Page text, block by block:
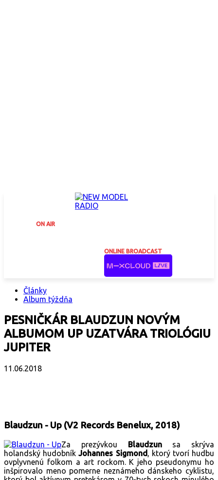
ON AIR
ONLINE BROADCAST
Články
Album týždňa
PESNIČKÁR BLAUDZUN NOVÝM
ALBUMOM UP UZATVÁRA TRIOLÓGIU
JUPITER
11.06.2018
Blaudzun - Up (V2 Records Benelux, 2018)
Za prezývkou Blaudzunsa skrýva
holandský hudobníkJohannes Sigmond , ktorý tvorí hudbu
ovplyvnenú folkom a art rockom. K jeho pseudonymu ho
inšpirovalo meno pomerne neznámeho dánskeho cyklistu,